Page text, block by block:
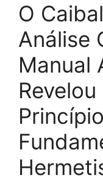
O
Análise
Manual